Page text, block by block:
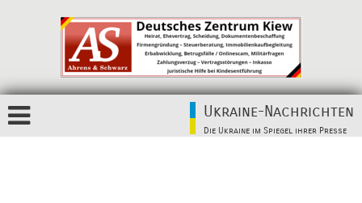
Ukraine-Nachrichten
Die Ukraine im Spiegel ihrer Presse